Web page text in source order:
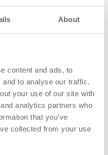
About
content and ads, to
to analyse our traffic.
your use of our site with
analytics partners who
that you’ve
collected from your use
Neigbarer Tisch LD300
1800x800 mm
und Lagerstatus anmelden.